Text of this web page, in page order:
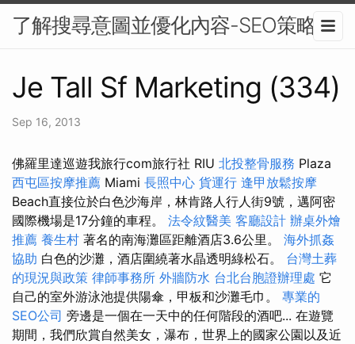
了解搜尋意圖並優化內容-SEO策略
Je Tall Sf Marketing (334)
Sep 16, 2013
佛羅里達巡遊我旅行com旅行社 RIU 北投整骨服務 Plaza
西屯區按摩推薦 Miami 長照中心 貨運行 逢甲放鬆按摩
Beach直接位於白色沙海岸，林肯路人行人街9號，邁阿密
國際機場是17分鐘的車程。 法令紋醫美 客廳設計 辦桌外燴
推薦 養生村 著名的南海灘區距離酒店3.6公里。 海外抓姦
協助 白色的沙灘，酒店圍繞著水晶透明綠松石。 台灣土葬
的現況與政策 律師事務所 外牆防水 台北台胞證辦理處 它
自己的室外游泳池提供陽傘，甲板和沙灘毛巾。 專業的
SEO公司 旁邊是一個在一天中的任何階段的酒吧... 在遊覽
期間，我們欣賞自然美女，瀑布，世界上的國家公園以及近